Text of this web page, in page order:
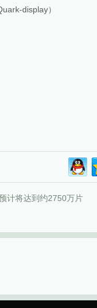
display）
计将达到约2750万片